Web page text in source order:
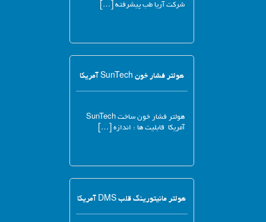
شرکت آریا طب پیشرفته […]
هولتر فشار خون SunTech آمریکا
هولتر فشار خون ساخت SunTech
آمریکا قابلیت ها : اندازه […]
هولتر مانیتورینگ قلب DMS آمریکا